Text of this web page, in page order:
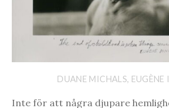
DUANE MICHALS, EUGÈNE
Inte för att några djupare